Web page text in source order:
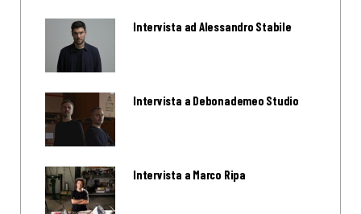
Intervista ad Alessandro Stabile
Intervista a Debonademeo Studio
Intervista a Marco Ripa